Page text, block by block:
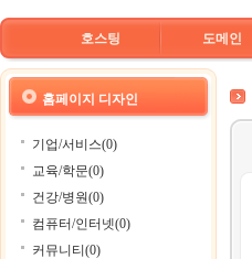
호스팅 도메인
홈페이지 디자인
기업/서비스(0)
교육/학문(0)
건강/병원(0)
컴퓨터/인터넷(0)
커뮤니티(0)